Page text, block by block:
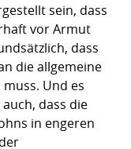
sein, dass
vor Armut
dass
die allgemeine
Und es
dass die
in engeren